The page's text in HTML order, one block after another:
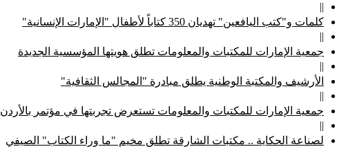
||
كلمات و"كتب اليافعين" تهديان 350 كتاباً لأطفال "الإمارات الإنسانية"
||
جمعية الإمارات للمكتبات والمعلومات تطلق هويتها المؤسسية الجديدة
||
الأرشيف والمكتبة الوطنية يطلق مبادرة "المجالس الثقافية"
||
جمعية الإمارات للمكتبات والمعلومات تستعرض تجربتها في مؤتمر بالأردن
||
لصناعة الحكاية .. مكتبات الشارقة تطلق مخيم "ما وراء الكتاب" الصيفي